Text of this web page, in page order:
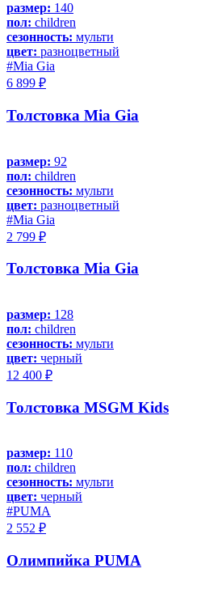
размер: 140
пол: children
сезонность: мульти
цвет: разноцветный
#Mia Gia
6 899 ₽
Толстовка Mia Gia
размер: 92
пол: children
сезонность: мульти
цвет: разноцветный
#Mia Gia
2 799 ₽
Толстовка Mia Gia
размер: 128
пол: children
сезонность: мульти
цвет: черный
12 400 ₽
Толстовка MSGM Kids
размер: 110
пол: children
сезонность: мульти
цвет: черный
#PUMA
2 552 ₽
Олимпийка PUMA